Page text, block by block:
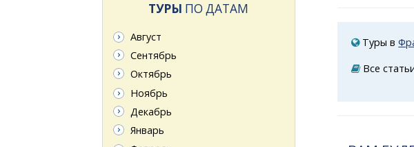
Туры в
Все
ТУРЫ ПО ДАТАМ
Август
Сентябрь
Октябрь
Ноябрь
Декабрь
Январь